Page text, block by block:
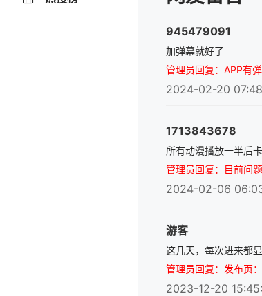
945479091
加弹幕就好了
管理员回复：APP有
2024-02-20
1713843678
所有动漫播放一半后
管理员回复：目前问
2024-02-06
游客
这几天，每次进来都
管理员回复：发布页
2023-12-20